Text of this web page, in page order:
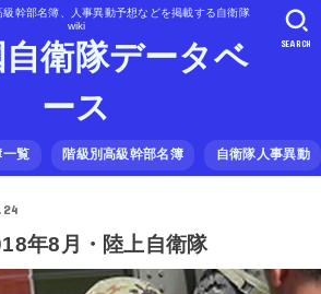
級幹部名簿、人事異動予想などを掲載する自衛隊
wiki
自衛隊データベ
ース
一覧 階級別高級幹部名簿 自衛隊人事異動
SEARCH
年8月・陸上自衛隊